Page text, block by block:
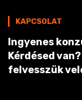
KAPCSOLAT
Ingyenes
Kérdésed
felvesszük